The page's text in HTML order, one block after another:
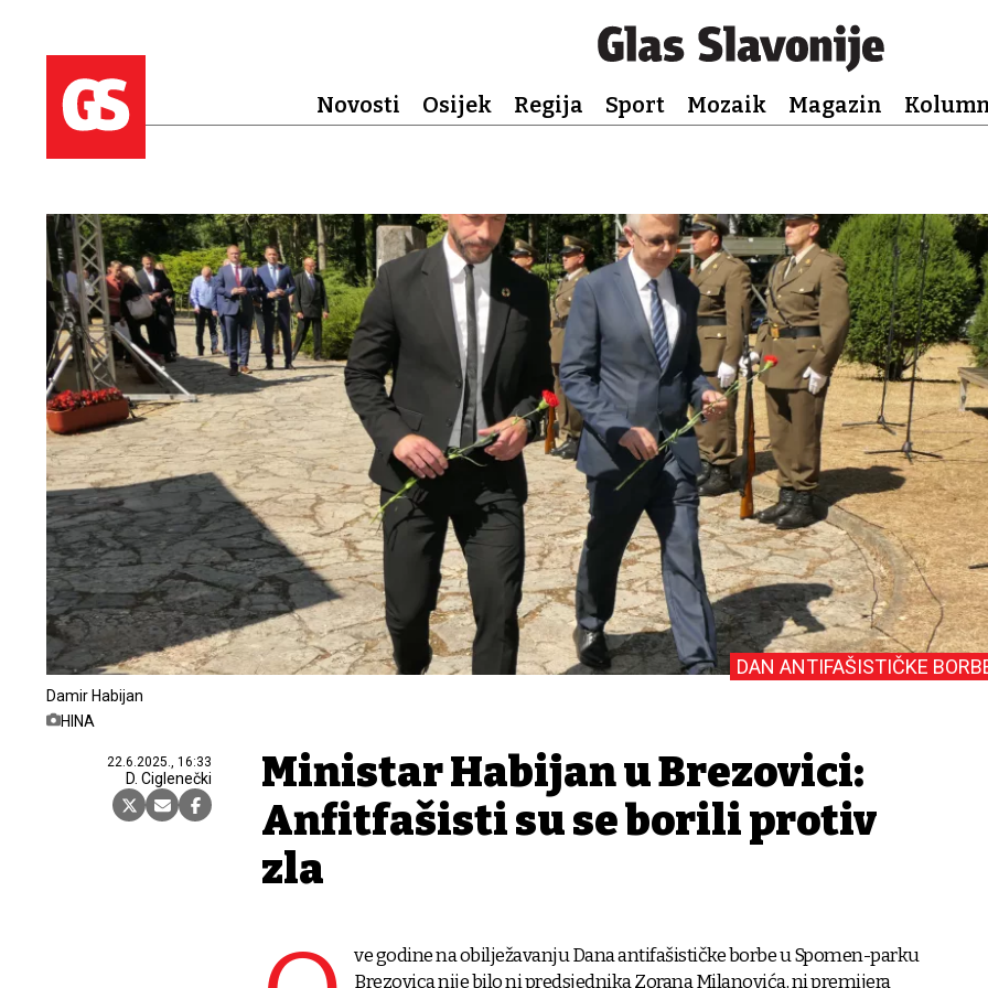
Novosti Osijek Regija Sport Mozaik Magazin
Damir Habijan
HINA
22.6.2025., 16:33
D. Ciglenečki
DAN ANTIFAŠISTIČKE
Ministar Habijan u Brezovici:
Anfitfašisti su se borili protiv
zla
ve godine na obilježavanju Dana antifašističke borbe u Spomen-parku
Brezovica nije bilo ni predsjednika Zorana Milanovića, ni premijera